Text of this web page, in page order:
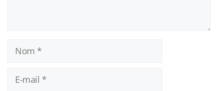
mail